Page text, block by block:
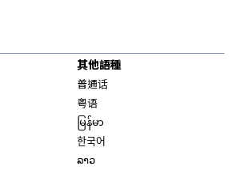
其他語種
普通话
粤语
မြန်မာ
한국어
ລາວ